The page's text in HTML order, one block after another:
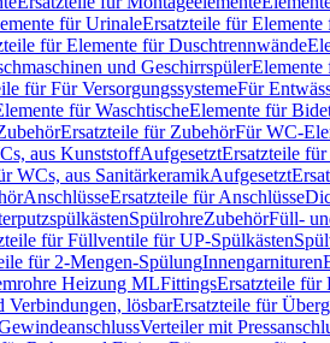
für UrinaleErsatzteile für
für Elemente für Duschtrennwände
und GeschirrspülerElemente
für Für VersorgungssystemeFür
für WaschtischeElemente für
Ersatzteile für ZubehörFür WC-
aus KunststoffAufgesetztErsatzteile
WCs, aus SanitärkeramikAufgesetzt
AnschlüsseErsatzteile für Anschlüsse
SpülrohreZubehörFüll-
für Füllventile für UP-Spülkästen
für 2-Mengen-SpülungInnengarnituren
Heizung MLFittingsErsatzteile für
Verbindungen, lösbarErsatzteile für
Verteiler mit